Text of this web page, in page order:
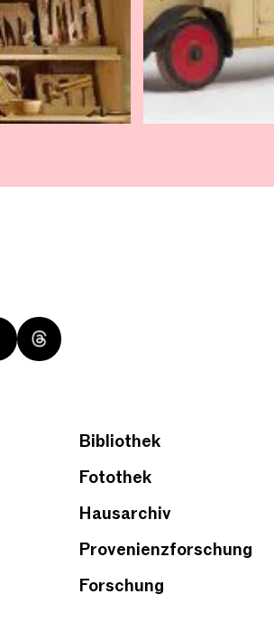
Bibliothek
Fotothek
Hausarchiv
Provenienzforschung
Forschung